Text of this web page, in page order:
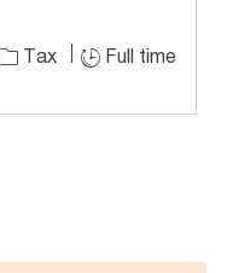
Tax
Full time